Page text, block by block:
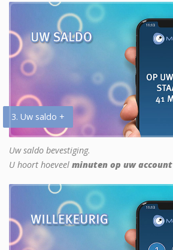
3. Uw saldo +
Uw saldo bevestiging.
U hoort hoeveel minuten op uw account